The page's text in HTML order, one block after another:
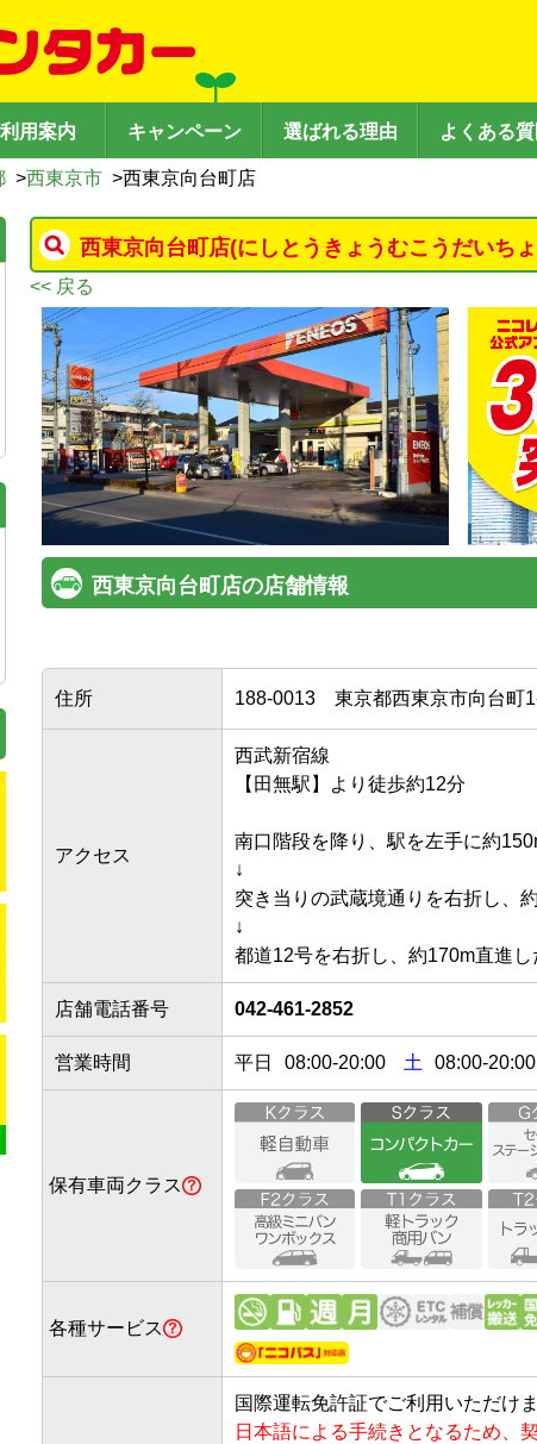
用案内 キャンペーン 選ばれる理由 よくある質
>西東京市 >西東京向台町店
西東京向台町店(にしとうきょうむこうだいち
<< 戻る
西東京向台町店の店舗情報
住所 188-0013 東京都西東京市向台町
アクセス
西武新宿線
【田無駅】より徒歩約12分
南口階段を降り、駅を左手に約
↓
突き当りの武蔵境通りを右折し、
↓
都道12号を右折し、約170m直進
店舗電話番号 042-461-2852
営業時間 平日 08:00-20:00 土 08:00-20:00
保有車両クラス
各種サービス
国際運転免許証でご利用いただけま
日本語による手続きとなるため、